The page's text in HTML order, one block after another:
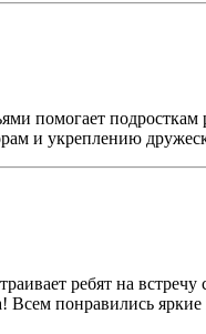
помогает
и укреплению
ребят на
Всем понравились